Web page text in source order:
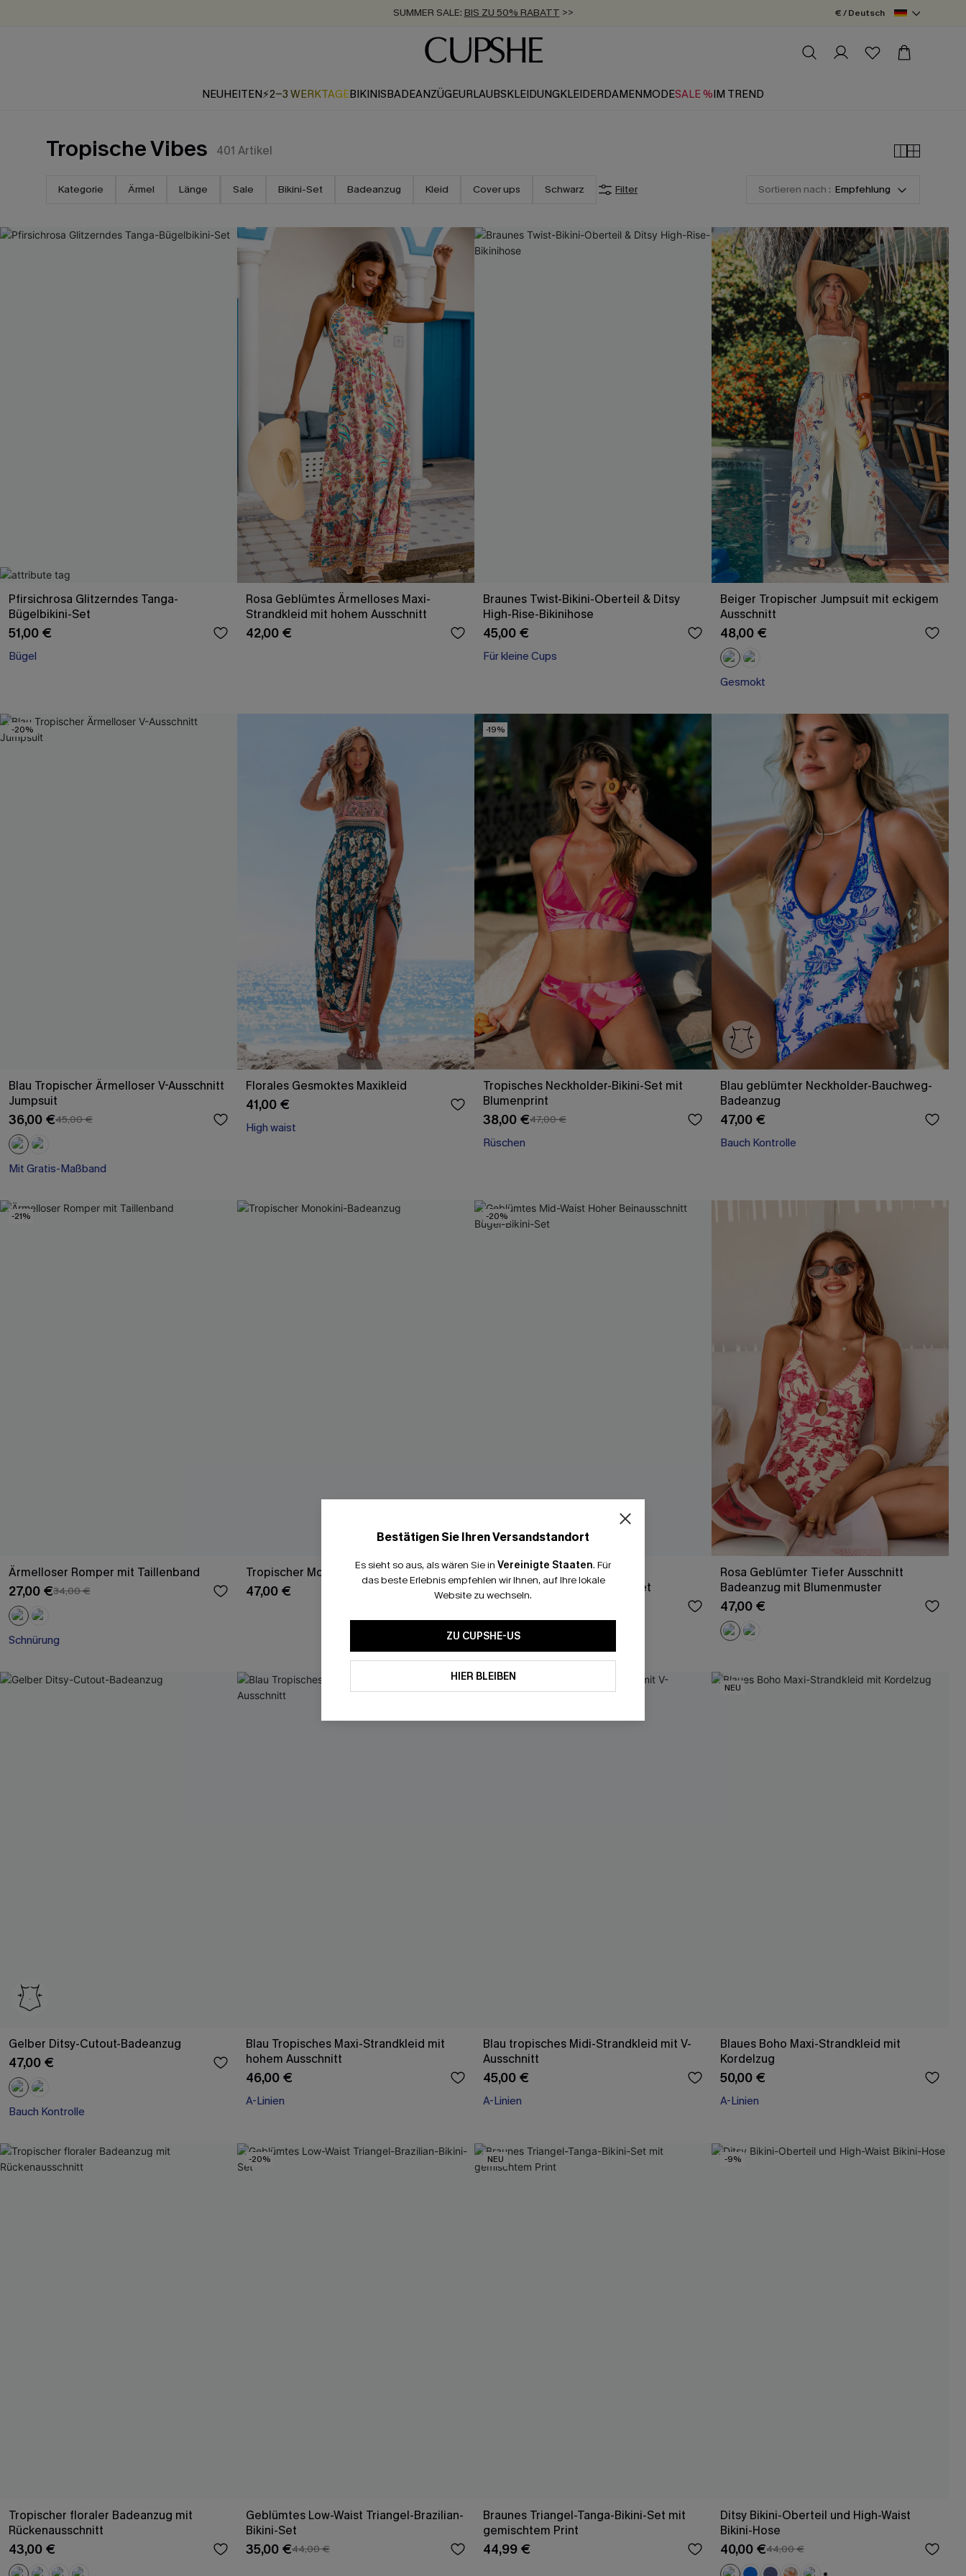
ZUM NEWSLETTER:BIS ZU -20% EXTRA ERHALTEN
KOSTENLOSER VERSAND AB 89 €
€ / Deutsch
NEUHEITEN⚡2-3 WERKTAGEBIKINISBADEANZÜGEURLAUBSKLEIDUNGKLEIDERDAMENMODESALE %IM TREND
Tropische Vibes 401 Artikel
Kategorie Ärmel Länge Sale Bikini-Set Badeanzug Kleid Cover ups Schwarz Filter Sortieren nach : Empfehlung
Pfirsichrosa Glitzerndes Tanga-
Bügelbikini-Set
51,00 €
Bügel
Rosa Geblümtes Ärmelloses Maxi-
Strandkleid mit hohem Ausschnitt
42,00 €
Braunes Twist-Bikini-Oberteil & Ditsy
High-Rise-Bikinihose
45,00 €
Für kleine Cups
Beiger Tropischer Jumpsuit mit eckigem
Ausschnitt
48,00 €
Gesmokt
-20%
Blau Tropischer Ärmelloser V-Ausschnitt
Jumpsuit
36,00 €45,00 €
Mit Gratis-Maßband
Weites Bein
Florales Gesmoktes Maxikleid
41,00 €
High waist
-19%
Tropisches Neckholder-Bikini-Set mit
Blumenprint
38,00 €47,00 €
Rüschen
Blau geblümter Neckholder-Bauchweg-
Badeanzug
47,00 €
Bauch Kontrolle
-21%
Ärmelloser Romper mit Taillenband
27,00 €34,00 €
Schnürung
Tropischer Monokini-Badeanzug
47,00 €
-20%
Geblümtes Mid-Waist Hoher
Beinausschnitt Bügel-Bikini-Set
Separate Größen
Rosa Geblümter Tiefer Ausschnitt
Badeanzug mit Blumenmuster
47,00 €
Gelber Ditsy-Cutout-Badeanzug
47,00 €
Bauch Kontrolle
Blau Tropisches Maxi-Strandkleid mit
hohem Ausschnitt
46,00 €
A-Linien
Blau tropisches Midi-Strandkleid mit V-
Ausschnitt
45,00 €
A-Linien
NEU
Blaues Boho Maxi-Strandkleid mit
Kordelzug
50,00 €
A-Linien
Tropischer floraler Badeanzug mit
Rückenausschnitt
43,00 €
-20%
Geblümtes Low-Waist Triangel-Brazilian-
Bikini-Set
35,00 €44,00 €
NEU
Braunes Triangel-Tanga-Bikini-Set mit
gemischtem Print
44,99 €
-9%
Ditsy Bikini-Oberteil und High-Waist
Bikini-Hose
40,00 €44,00 €
Bestätigen Sie Ihren Versandstandort
Es sieht so aus, als wären Sie in Vereinigte Staaten. Für
das beste Erlebnis empfehlen wir Ihnen, auf Ihre lokale
Website zu wechseln.
ZU CUPSHE-US
HIER BLEIBEN
15% ERHALTEN
15% ohne MBW für E-Mail-Abonnenten.
*Ein Code pro Bestellung. Jeder Code ist einmal gültig.
Mit dem Klick auf diese Schaltfläche erklären Sie sich damit
einverstanden, exklusive Werbeaktionen und Updates von Cupshe per E-
Datenschutzbestimmungen. Sie können
sich jederzeit abmelden.
ABONNIEREN